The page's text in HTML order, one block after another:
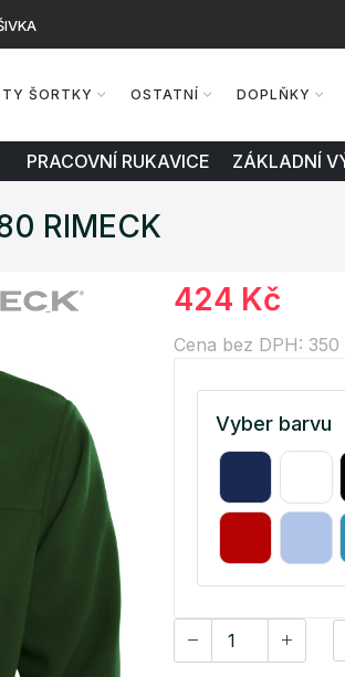
ŠORTKY OSTATNÍ DOPLŇKY
PRACOVNÍ RUKAVICE ZÁKLADNÍ
RIMECK
424 Kč
Cena bez DPH: 350
Vyber barvu